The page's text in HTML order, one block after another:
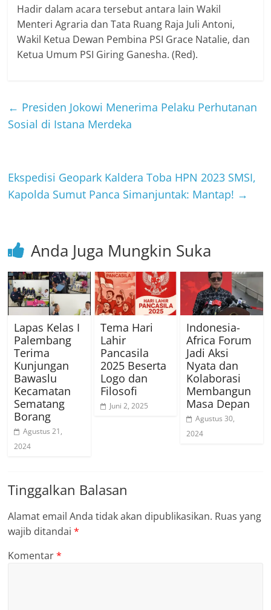
Hadir dalam acara tersebut antara lain Wakil
Menteri Agraria dan Tata Ruang Raja Juli Antoni,
Wakil Ketua Dewan Pembina PSI Grace Natalie, dan
Ketua Umum PSI Giring Ganesha. (Red).
← Presiden Jokowi Menerima Pelaku Perhutanan
Sosial di Istana Merdeka
Ekspedisi Geopark Kaldera Toba HPN 2023 SMSI,
Kapolda Sumut Panca Simanjuntak: Mantap! →
Anda Juga Mungkin Suka
Lapas Kelas I
Palembang
Terima
Kunjungan
Bawaslu
Kecamatan
Sematang
Borang
Agustus 21,
2024
Tema Hari
Lahir
Pancasila
2025 Beserta
Logo dan
Filosofi
Juni 2, 2025
Indonesia-
Africa Forum
Jadi Aksi
Nyata dan
Kolaborasi
Membangun
Masa Depan
Agustus 30,
2024
Tinggalkan Balasan
Alamat email Anda tidak akan dipublikasikan. Ruas yang
wajib ditandai*
Komentar*